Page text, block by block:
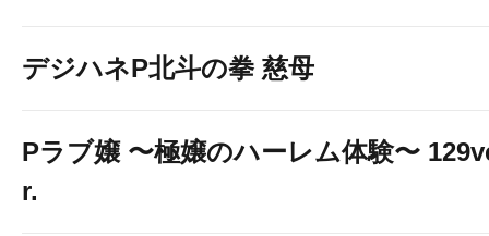
デジハネP北斗の拳 慈母
Pラブ嬢 〜極嬢のハーレム体験〜
r.